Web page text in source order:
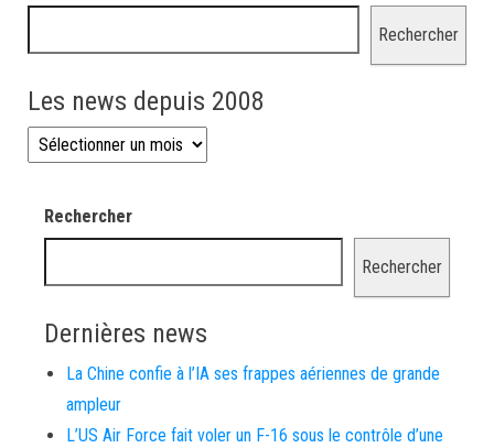
Rechercher
Les news depuis 2008
Les news depuis 2008
Rechercher
Rechercher
Dernières news
La Chine confie à l’IA ses frappes aériennes de grande
ampleur
L’US Air Force fait voler un F-16 sous le contrôle d’une